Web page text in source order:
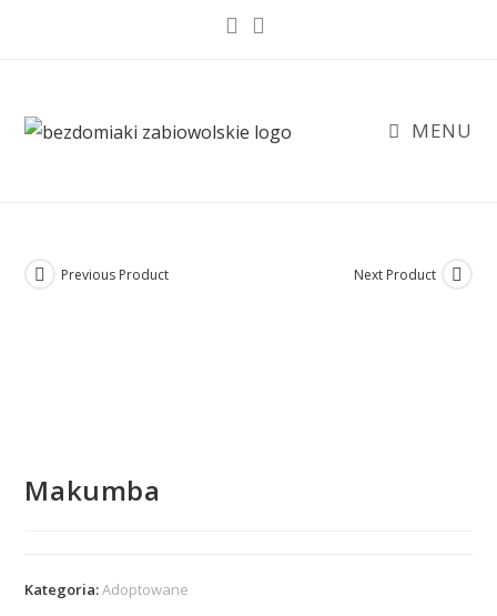
MENU
Previous Product Next Product
Makumba
Kategoria:Adoptowane